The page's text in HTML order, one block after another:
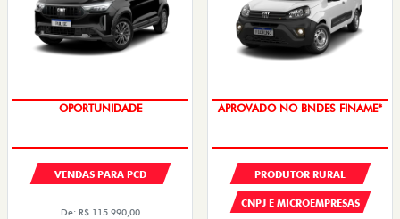
OPORTUNIDADE
VENDAS PARA PCD
De: R$ 115.990,00
APROVADO NO BNDES FINAME*
PRODUTOR RURAL
CNPJ E MICROEMPRESAS